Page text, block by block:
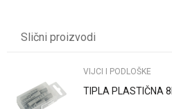
Poruka
Slični proizvodi
VIJCI I PODLOŠKE
TIPLA PLASTIČNA